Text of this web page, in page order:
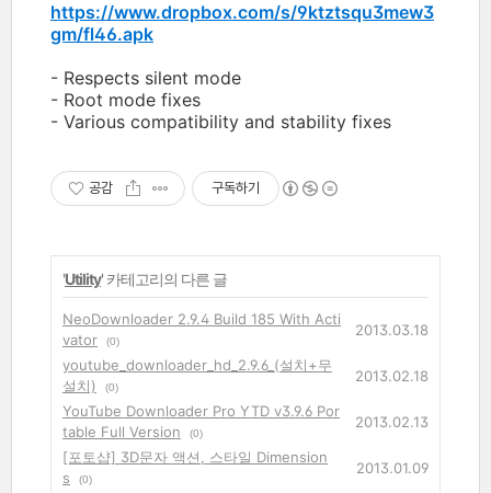
https://www.dropbox.com/s/9ktztsqu3mew3
gm/fl46.apk
- Respects silent mode
- Root mode fixes
- Various compatibility and stability fixes
공감 구독하기
'Utility' 카테고리의 다른 글
NeoDownloader 2.9.4 Build 185 With Acti
vator
(0)
2013.03.18
youtube_downloader_hd_2.9.6_(설치+무
설치)
(0)
2013.02.18
YouTube Downloader Pro YTD v3.9.6 Por
table Full Version
(0)
2013.02.13
[포토샵] 3D문자 액션, 스타일 Dimension
s
(0)
2013.01.09